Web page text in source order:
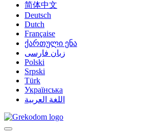
简体中文
Deutsch
Dutch
Française
ქართული ენა
زبان فارسی
Polski
Srpski
Türk
Українська
اللغة العربية